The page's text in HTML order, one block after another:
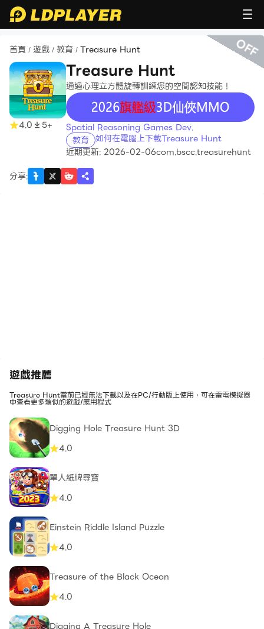
首頁 / 遊戲 / 教育 / Treasure Hunt
4.0 5+
Treasure Hunt
通過心理立方體旋轉訓練您的空間認知技能！
recommend
Spatial Reasoning Games Dev.
教育 如何在電腦上下載Treasure Hunt
近期更新: 2026-02-06com.bscc.treasurehunt
分享:
OFF
遊戲推薦
Treasure Hunt當前已經無法下載以及在PC/行動版上使用，可在雷電模擬器
中查看更多類似的遊戲/應用程式
Digging Hole Treasure Hunt 3D
4.0
單人紙牌尋寶
4.0
Einstein Riddle Island Puzzle
4.0
Treasure of the Black Ocean
4.0
Digging A Treasure Hole